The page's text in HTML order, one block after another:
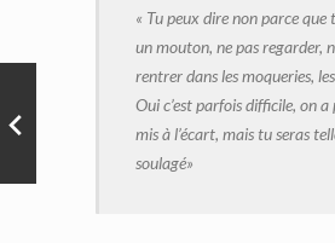
« Tu peux dire non parce que
un mouton, ne pas regarder,
rentrer dans les moqueries,
Oui c’est parfois difficile, on a
mis à l’écart, mais tu seras
soulagé»